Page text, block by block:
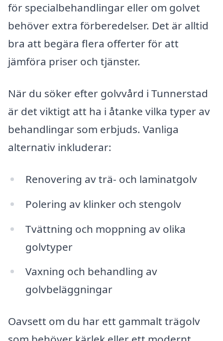
för specialbehandlingar eller om golvet
behöver extra förberedelser. Det är alltid
bra att begära flera offerter för att
jämföra priser och tjänster.
När du söker efter golvvård i Tunnerstad
är det viktigt att ha i åtanke vilka typer av
behandlingar som erbjuds. Vanliga
alternativ inkluderar:
Renovering av trä- och laminatgolv
Polering av klinker och stengolv
Tvättning och moppning av olika
golvtyper
Vaxning och behandling av
golvbeläggningar
Oavsett om du har ett gammalt trägolv